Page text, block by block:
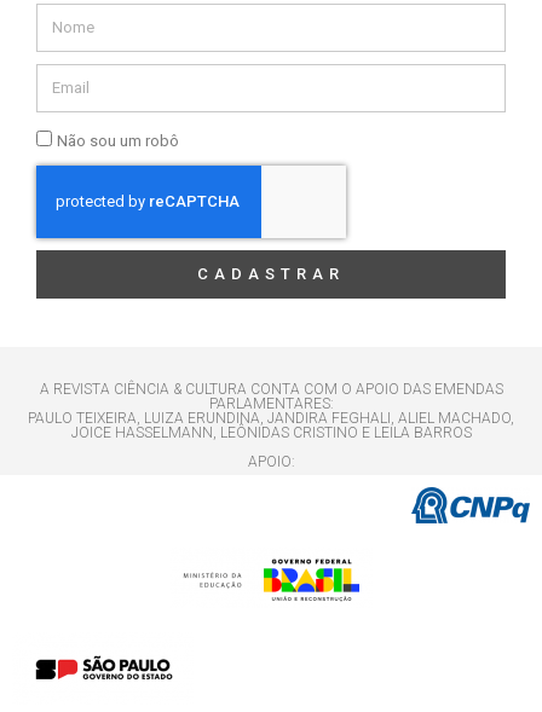
Não sou um robô
CADASTRAR
A REVISTA CIÊNCIA & CULTURA CONTA COM O APOIO DAS EMENDAS
PARLAMENTARES:
PAULO TEIXEIRA, LUIZA ERUNDINA, JANDIRA FEGHALI, ALIEL MACHADO,
JOICE HASSELMANN, LEÔNIDAS CRISTINO E LEILA BARROS
APOIO: